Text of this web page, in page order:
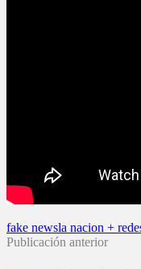
fake newsla nacion +
Publicación anterior